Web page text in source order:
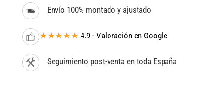
Envío 100% montado y ajustado
★★★★★ 4.9 - Valoración en Google
Seguimiento post-venta en toda España